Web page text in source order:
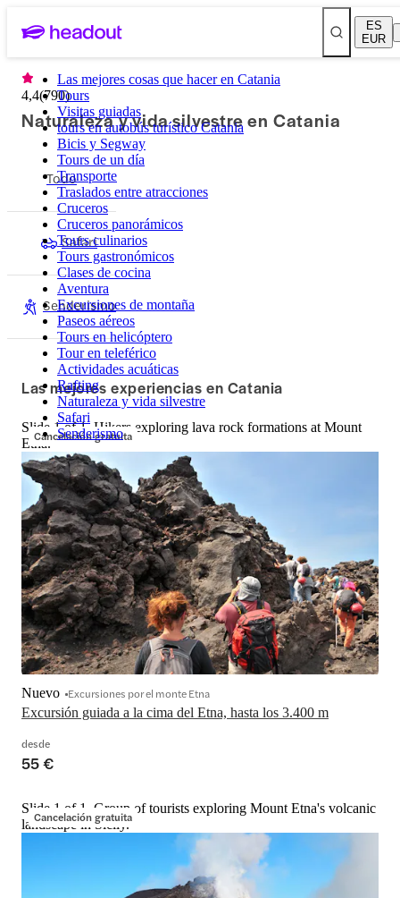
ES
EUR
Las mejores cosas que hacer en Catania
Tours
Visitas guiadas
tours en autobús turístico Catania
Bicis y Segway
Tours de un día
Transporte
Traslados entre atracciones
Cruceros
Cruceros panorámicos
Tours culinarios
Tours gastronómicos
Clases de cocina
Aventura
Excursiones de montaña
Paseos aéreos
Tours en helicóptero
Tour en teleférico
Actividades acuáticas
Rafting
Naturaleza y vida silvestre
Safari
Senderismo
4,4(790)
Naturaleza y vida silvestre en Catania
Todo
Safari
Senderismo
Las mejores experiencias en Catania
Cancelación gratuita
Slide 1 of 1, Hikers exploring lava rock formations at Mount
Etna.
Excursión guiada a la cima del Etna, hasta los 3.400 m
Nuevo Excursiones por el monte Etna
desde
55 €
Cancelación gratuita
Slide 1 of 1, Group of tourists exploring Mount Etna's volcanic
landscape in Sicily.